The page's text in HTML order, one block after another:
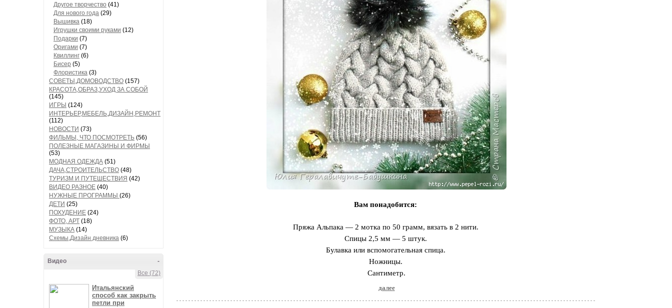
Другое творчество (41)
Для нового года (29)
Вышивка (18)
Игрушки своими руками (12)
Подарки (7)
Оригами (7)
Квиллинг (6)
Бисер (5)
Флористика (3)
СОВЕТЫ,ДОМОВОДСТВО (157)
КРАСОТА,ОБРАЗ,УХОД ЗА СОБОЙ
(145)
ИГРЫ (124)
ИНТЕРЬЕР,МЕБЕЛЬ,ДИЗАЙН,РЕМОНТ
(112)
НОВОСТИ (73)
ФИЛЬМЫ, ЧТО ПОСМОТРЕТЬ (56)
ПОЛЕЗНЫЕ МАГАЗИНЫ И ФИРМЫ
(53)
МОДНАЯ ОДЕЖДА (51)
ДАЧА,СТРОИТЕЛЬСТВО (48)
ТУРИЗМ И ПУТЕШЕСТВИЯ (42)
ВИДЕО РАЗНОЕ (40)
НУЖНЫЕ ПРОГРАММЫ (26)
ДЕТИ (25)
ПОХУДЕНИЕ (24)
ФОТО, АРТ (18)
МУЗЫКА (14)
Схемы,Дизайн дневника (6)
-
Видео
Все (72)
Итальянский
способ как закрыть
петли при
Вам понадобится:
Пряжа Альпака — 2 мотка по 50 грамм, вязать в 2 нити.
Спицы 2,5 мм — 5 штук.
Булавка или вспомогательная спица.
Ножницы.
Сантиметр.
далее